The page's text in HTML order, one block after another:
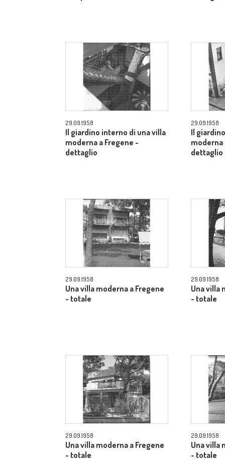
29.09.1958
Il giardino interno di una villa
moderna a Fregene -
dettaglio
29.09.1958
Il
moderna
dettaglio
29.09.1958
Una villa moderna a Fregene
- totale
29.09.1958
Una villa
- totale
29.09.1958
Una villa moderna a Fregene
- totale
29.09.1958
Una villa
- totale